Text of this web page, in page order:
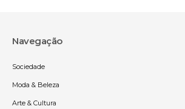
Navegação
Sociedade
Moda & Beleza
Arte & Cultura